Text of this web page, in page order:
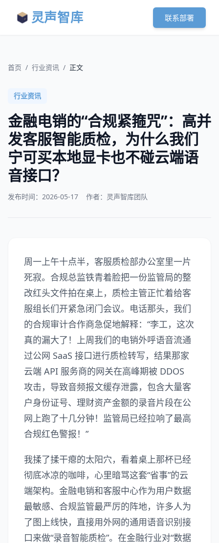
灵声智库 联系部署
首页 / 行业资讯 / 正文
行业资讯
金融电销的“合规紧箍咒”：高并
发客服智能质检，为什么我们
宁可买本地显卡也不碰云端语
音接口？
发布时间： 2026-05-17 作者：灵声智库团队
周一上午十点半，客服质检部办公室里一片
死寂。合规总监铁青着脸把一份监管局的整
改红头文件拍在桌上，质检主管正忙着给客
服组长们开紧急闭门会议。电话那头，我们
的合规审计合作商急促地解释：“李工，这次
真的漏大了！上周我们的电销外呼语音流通
过公网 SaaS 接口进行质检转写，结果那家
云端 API 服务商的网关在高峰期被 DDOS
攻击，导致音频报文缓存泄露，包含大量客
户身份证号、理财资产金额的录音片段在公
网上跑了十几分钟！监管局已经拉响了最高
合规红色警报！”
我揉了揉干瘪的太阳穴，看着桌上那杯已经
彻底冰凉的咖啡，心里暗骂这套“省事”的云
端架构。金融电销和客服中心作为用户数据
最敏感、合规监管最严厉的阵地，许多人为
了图上线快，直接用外网的通用语音识别接
口来做“录音智能质检”。在金融行业对“数据